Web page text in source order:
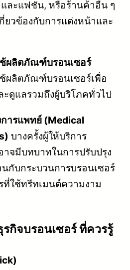
และแฟชั่น, หรือร้านค้าอื่น ๆ
ยวข้องกับการแต่งหน้าและ
ผลิตภัณฑ์บรอนเซอร์
ผลิตภัณฑ์บรอนเซอร์เพื่อ
ะดูแลรวมถึงผู้บริโภคทั่วไป
ารแพทย์ (Medical
บางครั้งผู้ให้บริการ
จมีบทบาทในการปรับปรุง
กับกระบวนการบรอนเซอร์
ที่ใช้ทรีทเมนต์ความงาม
กิจบรอนเซอร์ ที่ควรรู้